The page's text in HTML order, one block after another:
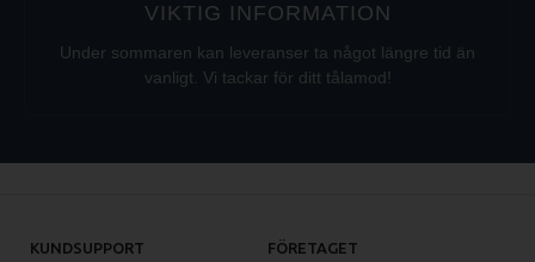
VIKTIG INFORMATION
Under sommaren kan leveranser ta något längre tid än
vanligt. Vi tackar för ditt tålamod!
KUNDSUPPORT
FÖRETAGET